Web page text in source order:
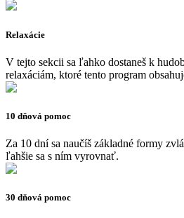
Relaxácie
V tejto sekcii sa ľahko dostaneš k
relaxáciám, ktoré tento program
10 dňová pomoc
Za 10 dní sa naučíš základné formy
ľahšie sa s ním vyrovnať.
30 dňová pomoc